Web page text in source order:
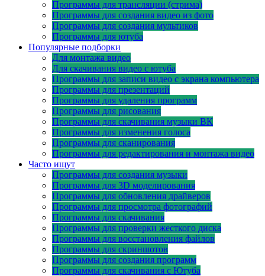
Программы для трансляции (стрима)
Программы для создания видео из фото
Программы для создания мультиков
Программы для ютуба
Популярные подборки
Для монтажа видео
Для скачивания видео с ютуба
Программы для записи видео с экрана компьютера
Программы для презентаций
Программы для удаления программ
Программы для рисования
Программы для скачивания музыки ВК
Программы для изменения голоса
Программы для сканирования
Программы для редактирования и монтажа видео
Часто ищут
Программы для создания музыки
Программы для 3D моделирования
Программы для обновления драйверов
Программы для просмотра фотографий
Программы для скачивания
Программы для проверки жесткого диска
Программы для восстановления файлов
Программы для скриншотов
Программы для создания программ
Программы для скачивания с Ютуба